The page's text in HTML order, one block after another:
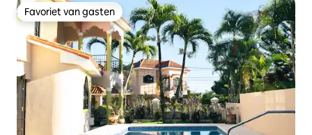
Favoriet van gasten
Favoriet van gasten